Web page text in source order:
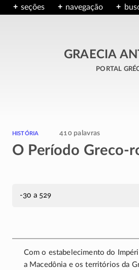
seções navegação
GRAECIA
portal
história 410 palavras
O Período Greco-
-30 a 529
Com o estabelecimento do
a Macedônia e os territórios da